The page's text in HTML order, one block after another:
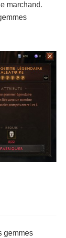
marchand.
gemmes